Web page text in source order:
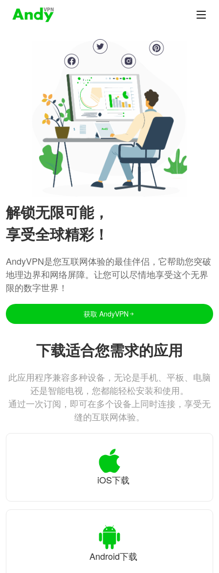
解锁无限可能，
享受全球精彩！
AndyVPN是您互联网体验的最佳伴侣，它帮助您突破
地理边界和网络屏障。让您可以尽情地享受这个无界
限的数字世界！
获取 AndyVPN
下载适合您需求的应用
此应用程序兼容多种设备，无论是手机、平板、电脑
还是智能电视，您都能轻松安装和使用。
通过一次订阅，即可在多个设备上同时连接，享受无
缝的互联网体验。
iOS下载
Android下载